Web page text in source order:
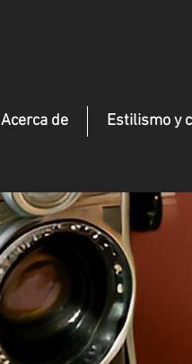
Acerca de Estilismo y